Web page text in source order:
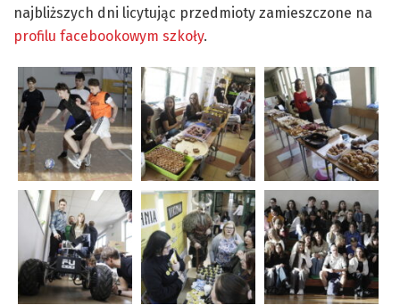
najbliższych dni licytując przedmioty zamieszczone na
profilu facebookowym szkoły.